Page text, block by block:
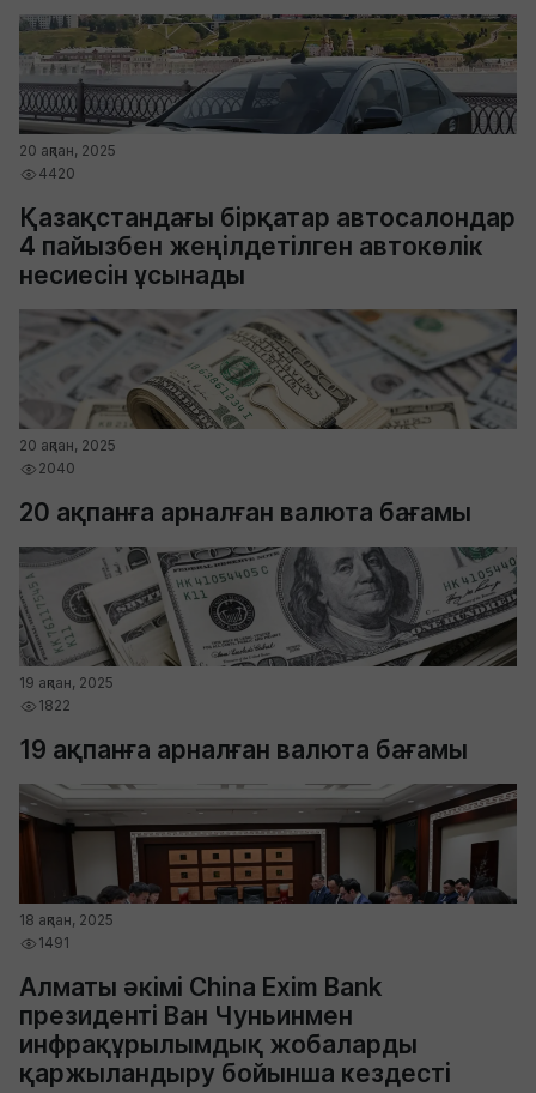
20 ақпан, 2025
4420
Қазақстандағы бірқатар автосалондар
4 пайызбен жеңілдетілген автокөлік
несиесін ұсынады
20 ақпан, 2025
2040
20 ақпанға арналған валюта бағамы
19 ақпан, 2025
1822
19 ақпанға арналған валюта бағамы
18 ақпан, 2025
1491
Алматы әкімі China Exim Bank
президенті Ван Чуньинмен
инфрақұрылымдық жобаларды
қаржыландыру бойынша кездесті